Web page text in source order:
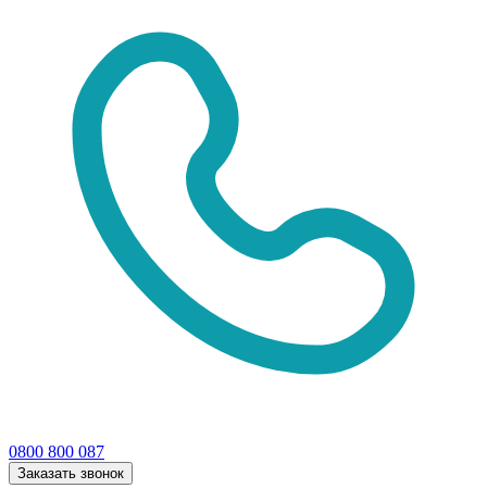
0800 800 087
Заказать звонок